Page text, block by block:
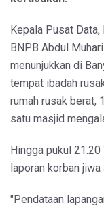
Kepala Pusat
BNPB Abdul
menunjukkan di
tempat ibadah
rumah rusak berat,
satu masjid
Hingga pukul
laporan korban
"Pendataan